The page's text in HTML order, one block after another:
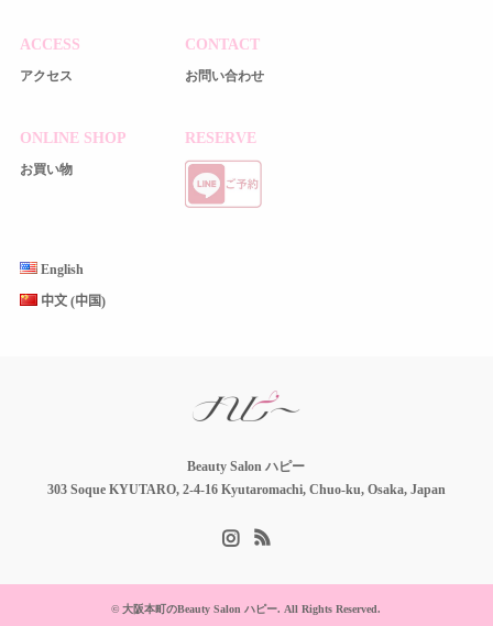
ACCESS
アクセス
CONTACT
お問い合わせ
ONLINE SHOP
お買い物
RESERVE
English
中文 (中国)
Beauty Salon ハピー
303 Soque KYUTARO, 2-4-16 Kyutaromachi, Chuo-ku, Osaka, Japan
©大阪本町のBeauty Salon ハピー. All Rights Reserved.